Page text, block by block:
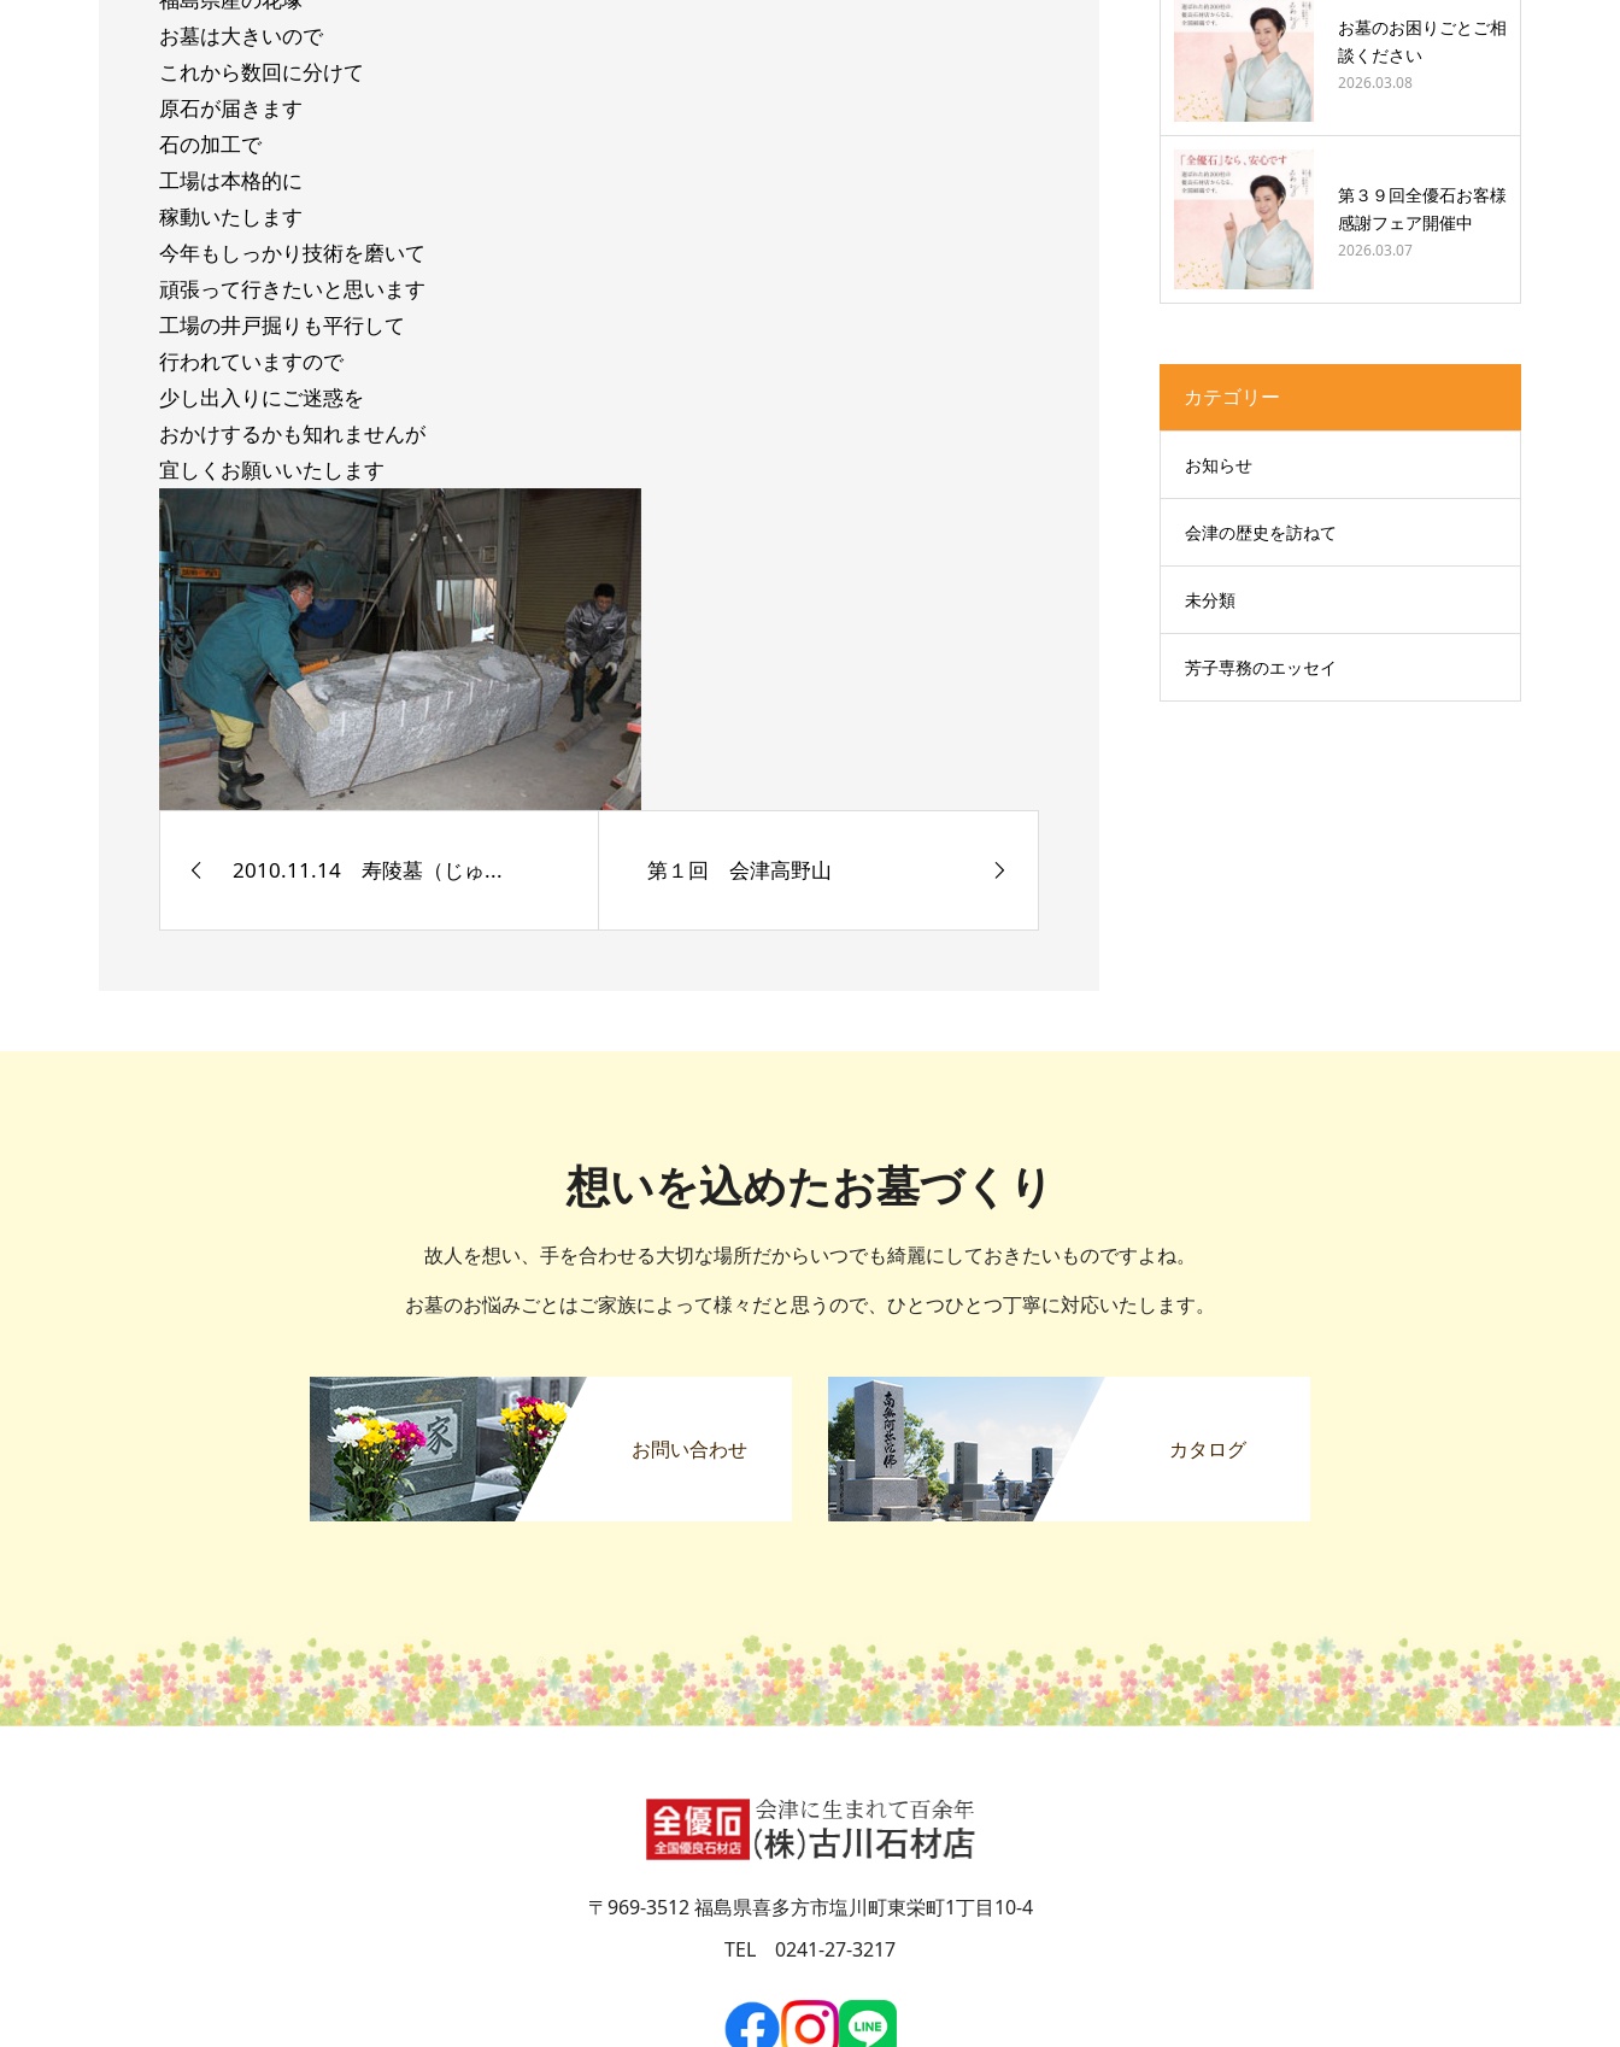
お墓は大きいので
これから数回に分けて
原石が届きます
石の加工で
工場は本格的に
稼動いたします
今年もしっかり技術を磨いて
頑張って行きたいと思います
工場の井戸掘りも平行して
行われていますので
少し出入りにご迷惑を
おかけするかも知れませんが
宜しくお願いいたします
2010.11.14 寿陵墓（じゅ... 第１回 会津高野山
お墓のお困りごとご相
談ください
2026.03.08
第３９回全優石お客様
感謝フェア開催中
2026.03.07
カテゴリー
お知らせ
会津の歴史を訪ねて
未分類
芳子専務のエッセイ
想いを込めたお墓づくり
故人を想い、手を合わせる大切な場所だからいつでも綺麗にしておきたいものですよね。
お墓のお悩みごとはご家族によって様々だと思うので、ひとつひとつ丁寧に対応いたします。
お問い合わせ カタログ
〒969-3512 福島県喜多方市塩川町東栄町1丁目10-4
TEL 0241-27-3217